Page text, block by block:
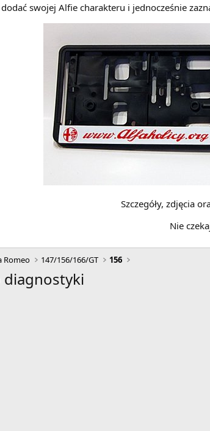
dodać swojej Alfie charakteru i jednocześnie
Szczegóły, zdjęcia
Nie
Romeo 147/156/166/GT 156
diagnostyki